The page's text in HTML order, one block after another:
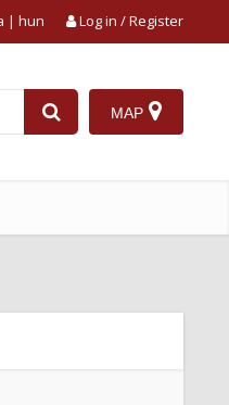
Log in / Register
| hun
MAP